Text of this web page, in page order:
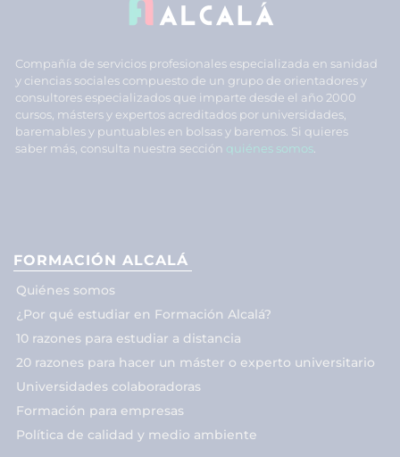
Compañía de servicios profesionales especializada en sanidad
y ciencias sociales compuesto de un grupo de orientadores y
consultores especializados que imparte desde el año 2000
cursos, másters y expertos acreditados por universidades,
baremables y puntuables en bolsas y baremos. Si quieres
saber más, consulta nuestra sección quiénes somos
FORMACIÓN ALCALÁ
Quiénes somos
¿Por qué estudiar en Formación Alcalá?
10 razones para estudiar a distancia
20 razones para hacer un máster o experto universitario
Universidades colaboradoras
Formación para empresas
Política de calidad y medio ambiente